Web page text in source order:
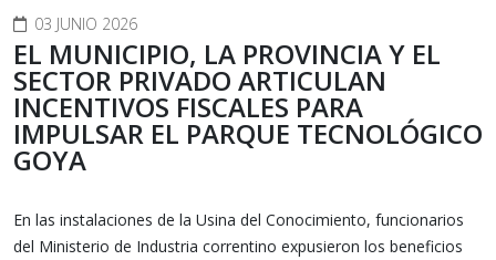
03 JUNIO 2026
EL MUNICIPIO, LA PROVINCIA Y EL
SECTOR PRIVADO ARTICULAN
INCENTIVOS FISCALES PARA
IMPULSAR EL PARQUE TECNOLÓGICO
GOYA
En las instalaciones de la Usina del Conocimiento, funcionarios
del Ministerio de Industria correntino expusieron los beneficios